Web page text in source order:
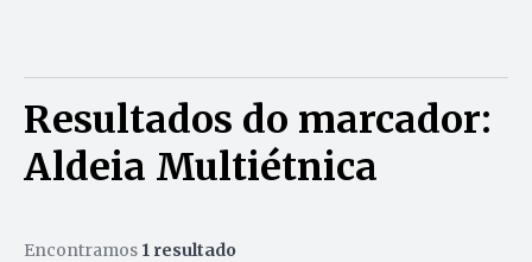
Resultados do marcador:
Aldeia Multiétnica
Encontramos 1 resultado